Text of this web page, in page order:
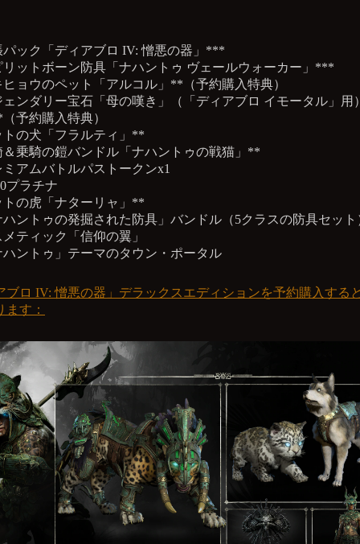
パック「ディアブロ IV: 憎悪の器」***
リットボーン防具「ナハントゥ ヴェールウォーカー」***
ヒョウのペット「アルコル」**（予約購入特典）
ェンダリー宝石「母の嘆き」（「ディアブロ イモータル」用
予約購入特典）
トの犬「フラルティ」**
＆乗騎の鎧バンドル「ナハントゥの戦猫」**
ミアムバトルパストークンx1
プラチナ
トの虎「ナターリャ」**
ハントゥの発掘された防具」バンドル（5クラスの防具セット
ティック「信仰の翼」
ハントゥ」テーマのタウン・ポータル
ブロ IV: 憎悪の器」デラックスエディションを予約購入する
ます：